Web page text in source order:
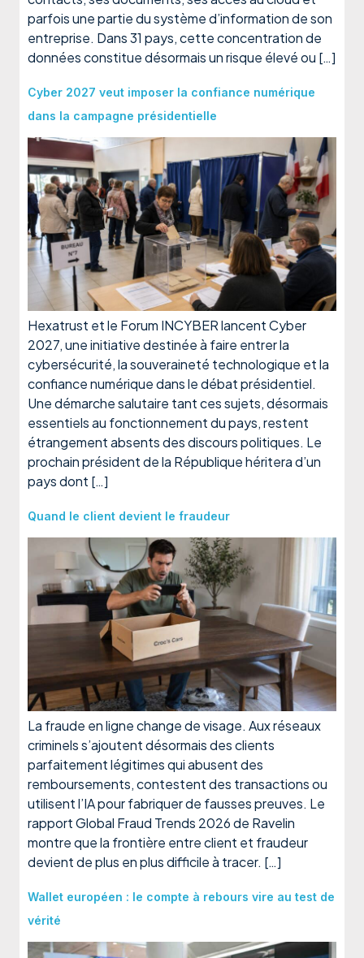
parfois une partie du système d’information de son
entreprise. Dans 31 pays, cette concentration de
données constitue désormais un risque élevé ou […]
Cyber 2027 veut imposer la confiance numérique
dans la campagne présidentielle
Hexatrust et le Forum INCYBER lancent Cyber
2027, une initiative destinée à faire entrer la
cybersécurité, la souveraineté technologique et la
confiance numérique dans le débat présidentiel.
Une démarche salutaire tant ces sujets, désormais
essentiels au fonctionnement du pays, restent
étrangement absents des discours politiques. Le
prochain président de la République héritera d’un
pays dont […]
Quand le client devient le fraudeur
La fraude en ligne change de visage. Aux réseaux
criminels s’ajoutent désormais des clients
parfaitement légitimes qui abusent des
remboursements, contestent des transactions ou
utilisent l’IA pour fabriquer de fausses preuves. Le
rapport Global Fraud Trends 2026 de Ravelin
montre que la frontière entre client et fraudeur
devient de plus en plus difficile à tracer. […]
Wallet européen : le compte à rebours vire au test de
vérité